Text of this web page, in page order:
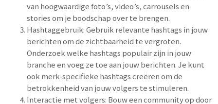
van hoogwaardige foto’s, video’s, carrousels en
stories om je boodschap over te brengen.
Hashtaggebruik: Gebruik relevante hashtags in jouw
berichten om de zichtbaarheid te vergroten.
Onderzoek welke hashtags populair zijn in jouw
branche en voeg ze toe aan jouw berichten. Je kunt
ook merk-specifieke hashtags creëren om de
betrokkenheid van jouw volgers te stimuleren.
Interactie met volgers: Bouw een community op door